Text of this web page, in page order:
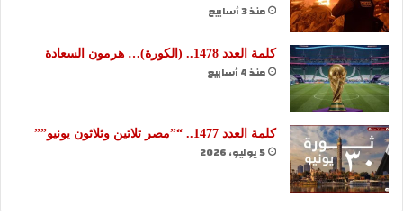
منذ 3 أسابيع
كلمة العدد 1478.. (الكورة)… هرمون السعادة
منذ 4 أسابيع
كلمة العدد 1477.. “”مصر تلاتين وثلاثون يونيو””
5 يوليو، 2026